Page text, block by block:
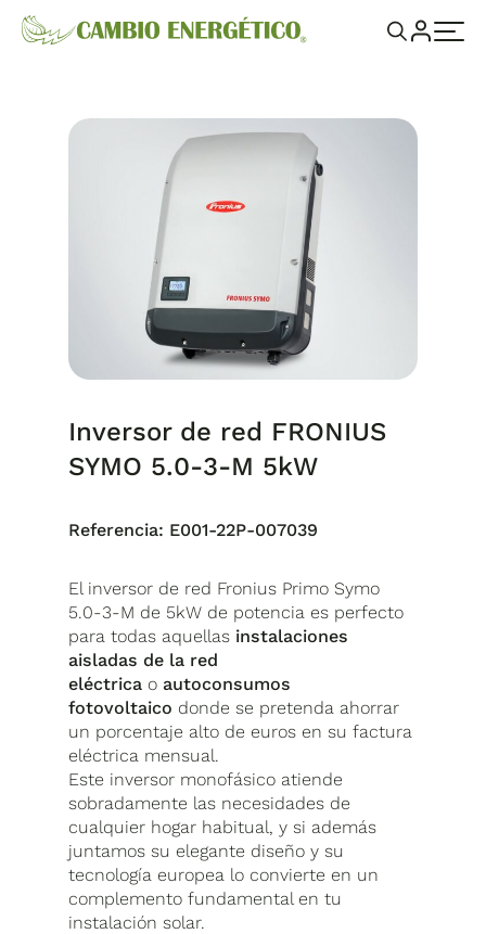
Inversor de red FRONIUS
SYMO 5.0-3-M 5kW
Referencia: E001-22P-007039
El inversor de red Fronius Primo Symo
5.0-3-M de 5kW de potencia es perfecto
para todas aquellas instalaciones
aisladas de la red
eléctrica o autoconsumos
fotovoltaico donde se pretenda ahorrar
un porcentaje alto de euros en su factura
eléctrica mensual.
Este inversor monofásico atiende
sobradamente las necesidades de
cualquier hogar habitual, y si además
juntamos su elegante diseño y su
tecnología europea lo convierte en un
complemento fundamental en tu
instalación solar.